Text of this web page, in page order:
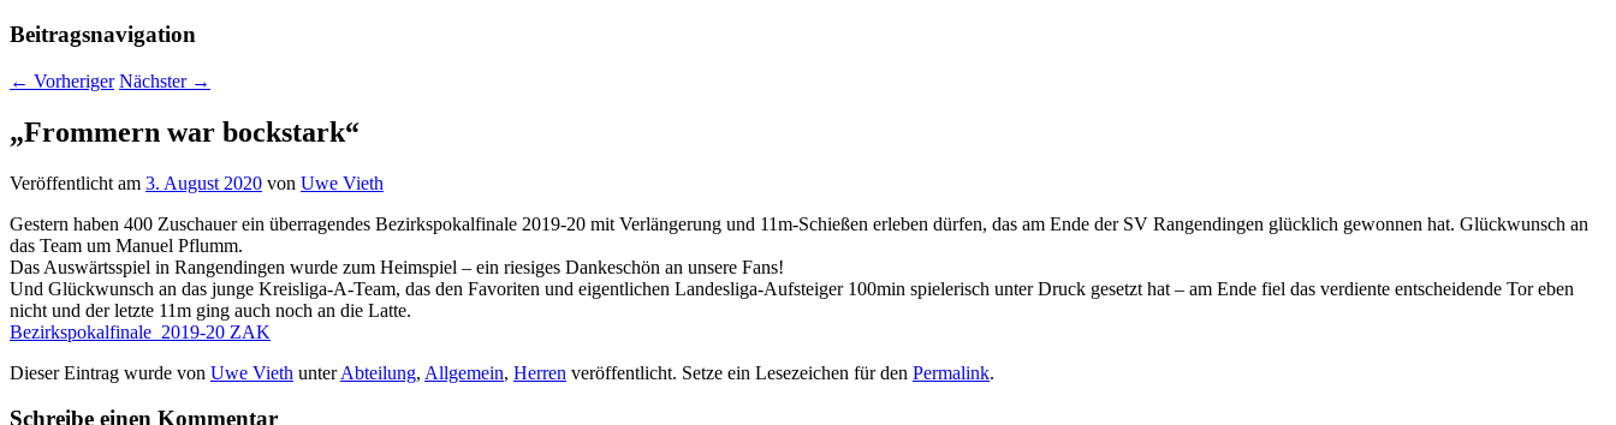
Beitragsnavigation
← Vorheriger Nächster →
„Frommern war bockstark“
Veröffentlicht am 3. August 2020 von Uwe Vieth
Gestern haben 400 Zuschauer ein überragendes Bezirkspokalfinale 2019-20 mit Verlängerung und 11m-Schießen erleben dürfen, das am Ende der SV Rangendingen glücklich gewonnen hat. Glückwunsch an
das Team um Manuel Pflumm.
Das Auswärtsspiel in Rangendingen wurde zum Heimspiel – ein riesiges Dankeschön an unsere Fans!
Und Glückwunsch an das junge Kreisliga-A-Team, das den Favoriten und eigentlichen Landesliga-Aufsteiger 100min spielerisch unter Druck gesetzt hat – am Ende fiel das verdiente entscheidende Tor eben
nicht und der letzte 11m ging auch noch an die Latte.
Bezirkspokalfinale_2019-20 ZAK
Dieser Eintrag wurde von Uwe Vieth unterAbteilung, Allgemein, Herren veröffentlicht. Setze ein Lesezeichen für den Permalink.
Schreibe einen Kommentar